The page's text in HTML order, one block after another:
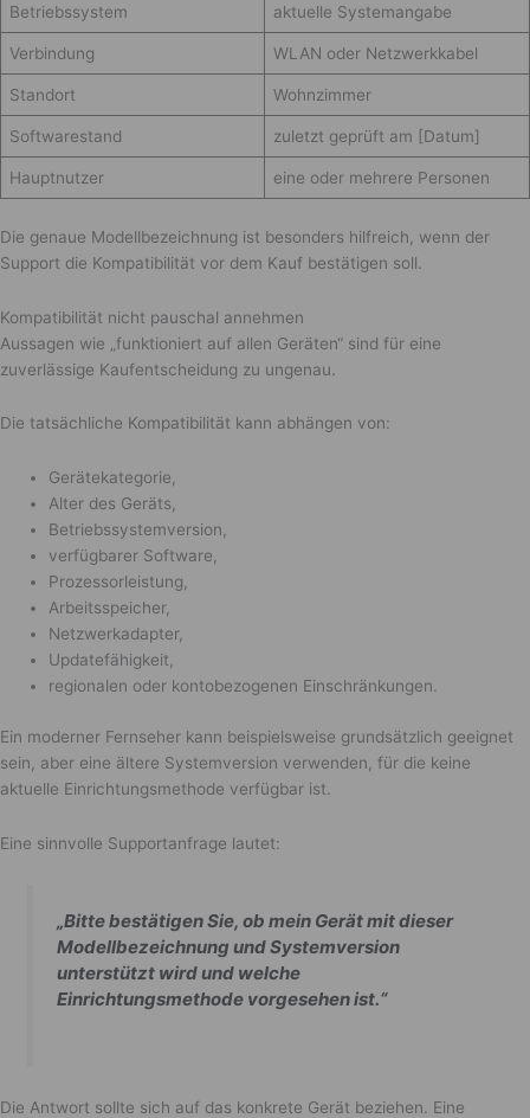
Betriebssystem aktuelle Systemangabe
Verbindung WLAN oder Netzwerkkabel
Standort Wohnzimmer
Softwarestand zuletzt geprüft am [Datum]
Hauptnutzer eine oder mehrere Personen
Die genaue Modellbezeichnung ist besonders hilfreich, wenn der
Support die Kompatibilität vor dem Kauf bestätigen soll.
Kompatibilität nicht pauschal annehmen
Aussagen wie „funktioniert auf allen Geräten“ sind für eine
zuverlässige Kaufentscheidung zu ungenau.
Die tatsächliche Kompatibilität kann abhängen von:
Gerätekategorie,
Alter des Geräts,
Betriebssystemversion,
verfügbarer Software,
Prozessorleistung,
Arbeitsspeicher,
Netzwerkadapter,
Updatefähigkeit,
regionalen oder kontobezogenen Einschränkungen.
Ein moderner Fernseher kann beispielsweise grundsätzlich geeignet
sein, aber eine ältere Systemversion verwenden, für die keine
aktuelle Einrichtungsmethode verfügbar ist.
Eine sinnvolle Supportanfrage lautet:
„Bitte bestätigen Sie, ob mein Gerät mit dieser
Modellbezeichnung und Systemversion
unterstützt wird und welche
Einrichtungsmethode vorgesehen ist.“
Die Antwort sollte sich auf das konkrete Gerät beziehen. Eine